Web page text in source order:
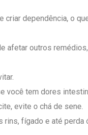
criar dependência, o
afetar outros
você tem dores
evite o chá de sene.
rins, fígado e até